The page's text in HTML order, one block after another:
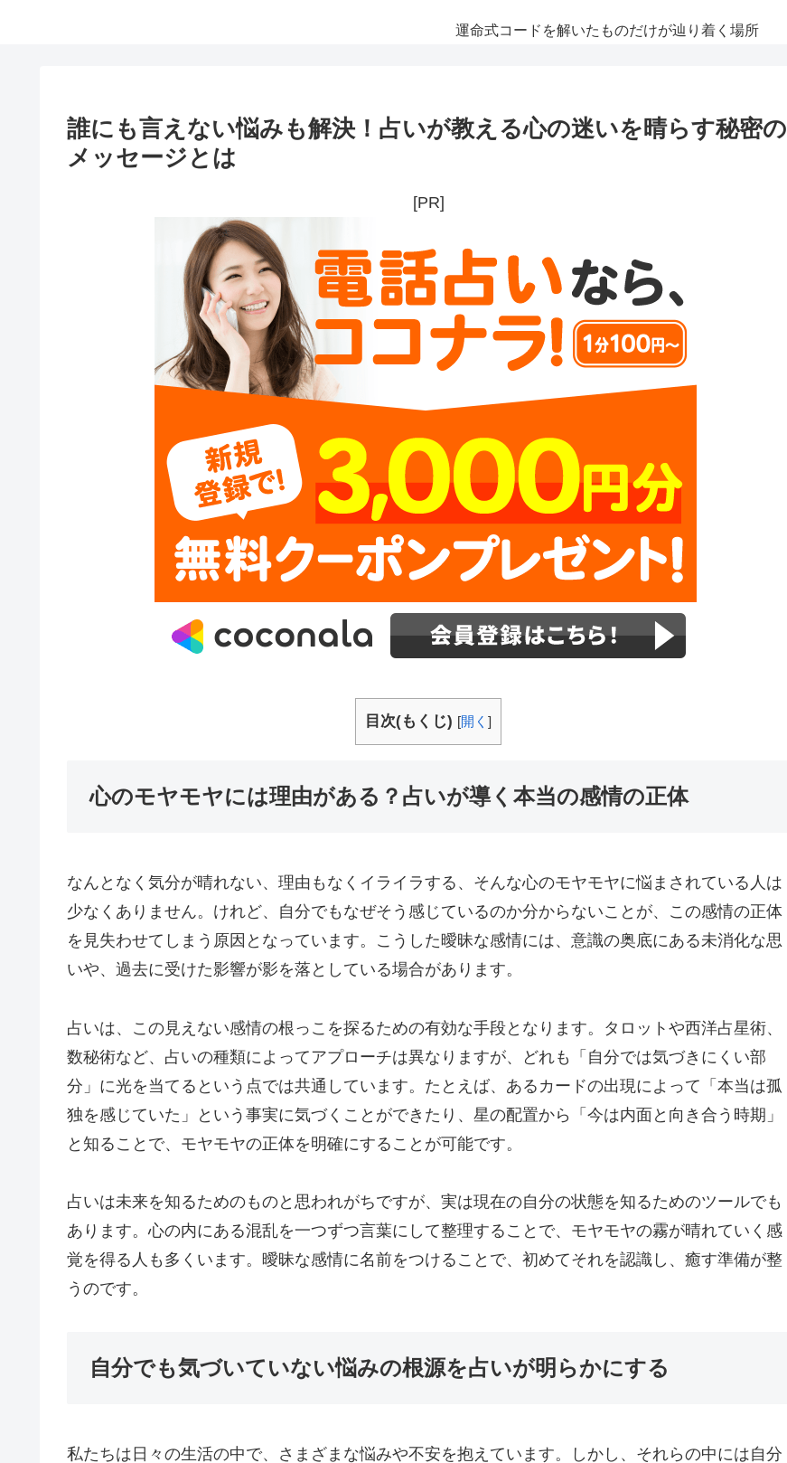
運命式コードを解いたものだけが辿り着く場所
誰にも言えない悩みも解決！占いが教える心の迷いを晴らす秘密の
メッセージとは
[PR]
目次(もくじ) [開く ]
心のモヤモヤには理由がある？占いが導く本当の感情の正体
なんとなく気分が晴れない、理由もなくイライラする、そんな心のモヤモヤに悩まされている人は
少なくありません。けれど、自分でもなぜそう感じているのか分からないことが、この感情の正体
を見失わせてしまう原因となっています。こうした曖昧な感情には、意識の奥底にある未消化な思
いや、過去に受けた影響が影を落としている場合があります。
占いは、この見えない感情の根っこを探るための有効な手段となります。タロットや西洋占星術、
数秘術など、占いの種類によってアプローチは異なりますが、どれも「自分では気づきにくい部
分」に光を当てるという点では共通しています。たとえば、あるカードの出現によって「本当は孤
独を感じていた」という事実に気づくことができたり、星の配置から「今は内面と向き合う時期」
と知ることで、モヤモヤの正体を明確にすることが可能です。
占いは未来を知るためのものと思われがちですが、実は現在の自分の状態を知るためのツールでも
あります。心の内にある混乱を一つずつ言葉にして整理することで、モヤモヤの霧が晴れていく感
覚を得る人も多くいます。曖昧な感情に名前をつけることで、初めてそれを認識し、癒す準備が整
うのです。
自分でも気づいていない悩みの根源を占いが明らかにする
私たちは日々の生活の中で、さまざまな悩みや不安を抱えています。しかし、それらの中には自分